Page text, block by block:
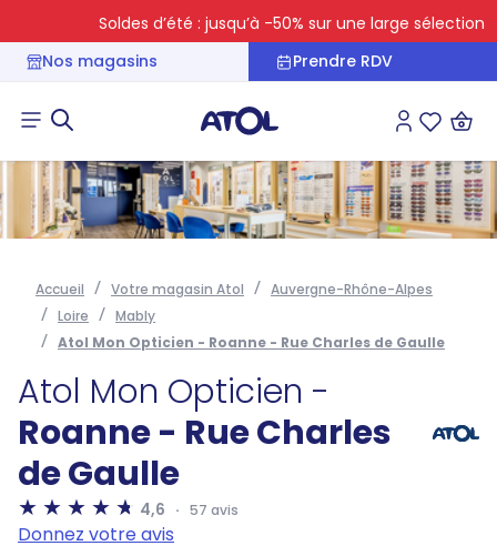
Soldes d’été : jusqu’à -50% sur une large sélection
Nos magasins
Prendre RDV
Connexion
Accueil Votre magasin Atol
Auvergne-Rhône-Alpes
Loire
Mably
Atol Mon Opticien - Roanne - Rue Charles de Gaulle
Atol Mon Opticien -
Roanne - Rue Charles
de Gaulle
4,6 57 avis
Donnez votre avis